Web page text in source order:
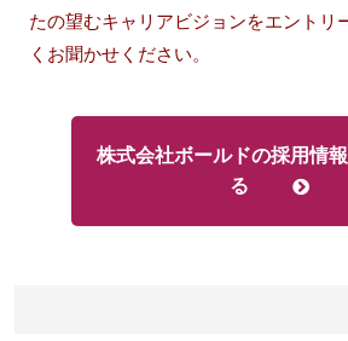
たの望むキャリアビジョンをエントリ
くお聞かせください。
株式会社ボールドの採用情
る